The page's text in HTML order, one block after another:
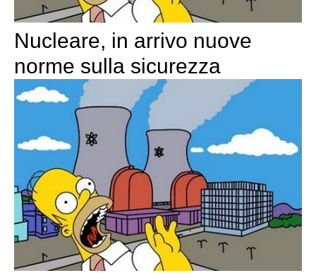
Nucleare, in arrivo nuove
norme sulla sicurezza